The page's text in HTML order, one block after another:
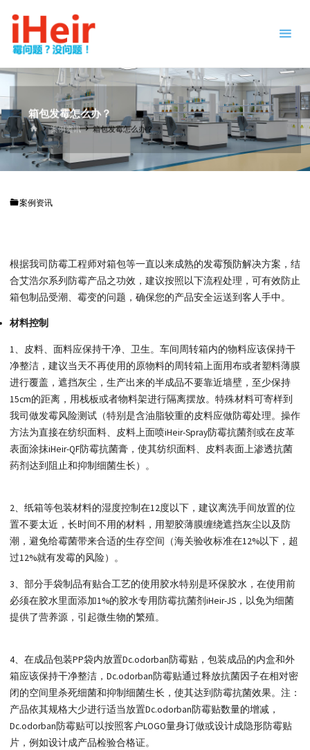
容。
抗
剂
|
燥
剂
IHEIR
防霉
抗菌
供应
商
箱包发霉怎么办？
首
页
案例资讯 箱包发霉怎么办？
案例资讯
根据我司防霉工程师对箱包等一直以来成熟的发霉预防解决方案，结
合艾浩尔系列防霉产品之功效，建议按照以下流程处理，可有效防止
箱包制品受潮、霉变的问题，确保您的产品安全运送到客人手中。
材料控制
1、皮料、面料应保持干净、卫生。车间周转箱内的物料应该保持干
净整洁，建议当天不再使用的原物料的周转箱上面用布或者塑料薄膜
进行覆盖，遮挡灰尘，生产出来的半成品不要靠近墙壁，至少保持
15cm的距离，用栈板或者物料架进行隔离摆放。特殊材料可寄样到
我司做发霉风险测试（特别是含油脂较重的皮料应做防霉处理。操作
方法为直接在纺织面料、皮料上面喷iHeir-Spray防霉抗菌剂或在皮革
表面涂抹iHeir-QF防霉抗菌膏，使其纺织面料、皮料表面上渗透抗菌
药剂达到阻止和抑制细菌生长）。
2、纸箱等包装材料的湿度控制在12度以下，建议离洗手间放置的位
置不要太近，长时间不用的材料，用塑胶薄膜缠绕遮挡灰尘以及防
潮，避免给霉菌带来合适的生存空间（海关验收标准在12%以下，超
过12%就有发霉的风险）。
3、部分手袋制品有贴合工艺的使用胶水特别是环保胶水，在使用前
必须在胶水里面添加1%的胶水专用防霉抗菌剂iHeir-JS，以免为细菌
提供了营养源，引起微生物的繁殖。
4、在成品包装PP袋内放置Dc.odorban防霉贴，包装成品的内盒和外
箱应该保持干净整洁，Dc.odorban防霉贴通过释放抗菌因子在相对密
闭的空间里杀死细菌和抑制细菌生长，使其达到防霉抗菌效果。注：
产品依其规格大少进行适当放置Dc.odorban防霉贴数量的增减，
Dc.odorban防霉贴可以按照客户LOGO量身订做或设计成隐形防霉贴
片，例如设计成产品检验合格证。